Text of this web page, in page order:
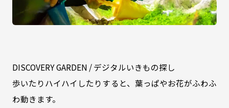
DISCOVERY GARDEN / デジタルいきもの探し
歩いたりハイハイしたりすると、葉っぱやお花がふわふ
わ動きます。